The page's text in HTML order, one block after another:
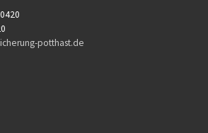
potthast.de
unsere Facebook-Seite